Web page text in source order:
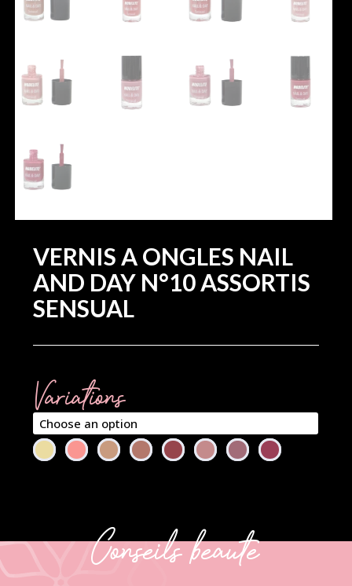
VERNIS A ONGLES NAIL
AND DAY N°10 ASSORTIS
SENSUAL
Variations
Conseils beauté